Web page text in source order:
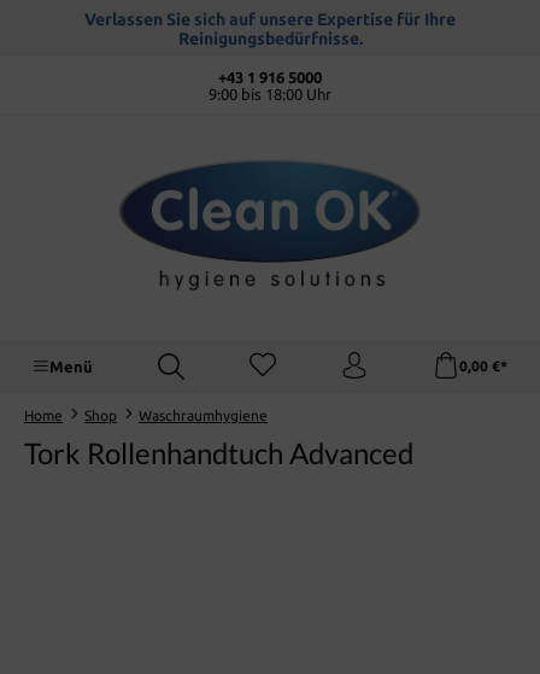
springenVerlassen Sie sich auf unsere Expertise für Ihre
Reinigungsbedürfnisse.
+43 1 916 5000
9:00 bis 18:00 Uhr
Menü 0,00 €*
Home Shop Waschraumhygiene
Tork Rollenhandtuch Advanced